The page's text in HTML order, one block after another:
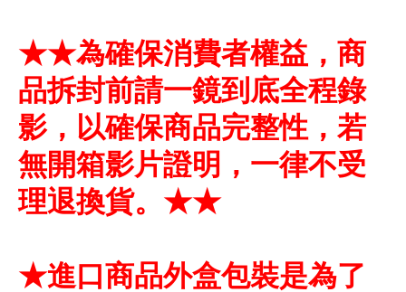
★★為確保消費者權益，商
品拆封前請一鏡到底全程錄
影，以確保商品完整性，若
無開箱影片證明，一律不受
理退換貨。★★
★進口商品外盒包裝是為了